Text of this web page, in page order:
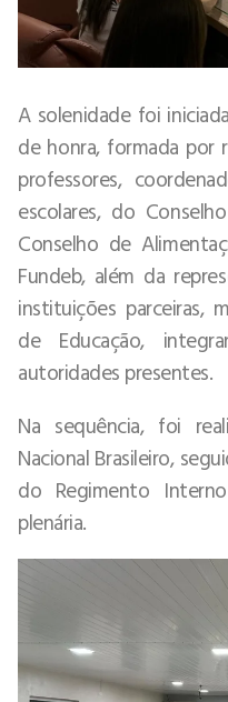
A solenidade foi
de honra, formada por
professores,
escolares, do
Conselho de
Fundeb, além da
instituições parceiras,
de Educação,
autoridades presentes.
Na sequência, foi
Nacional Brasileiro,
do Regimento
plenária.